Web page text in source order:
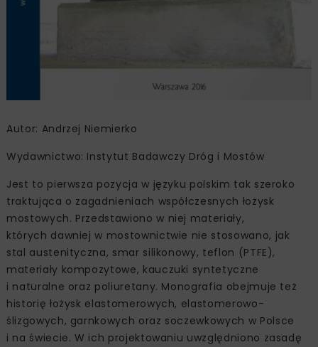
Autor: Andrzej Niemierko
Wydawnictwo: Instytut Badawczy Dróg i Mostów
Jest to pierwsza pozycja w języku polskim tak szeroko
traktująca o zagadnieniach współczesnych łożysk
mostowych. Przedstawiono w niej materiały,
których dawniej w mostownictwie nie stosowano, jak
stal austenityczna, smar silikonowy, teflon (PTFE),
materiały kompozytowe, kauczuki syntetyczne
i naturalne oraz poliuretany. Monografia obejmuje też
historię łożysk elastomerowych, elastomerowo-
ślizgowych, garnkowych oraz soczewkowych w Polsce
i na świecie. W ich projektowaniu uwzględniono zasadę